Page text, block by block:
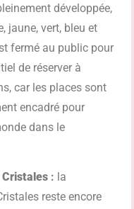
développée,
jaune, vert, bleu et
fermé au public pour
de réserver à
car les places sont
encadré pour
dans le
Cristales : la
reste encore